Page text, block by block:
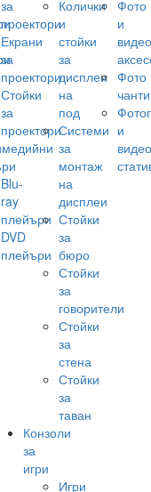
за
проектори
Екрани
за
проектори
Стойки
за
проектори
Blu-
ray
плейъри
DVD
плейъри
Колички
и
стойки
за
дисплеи
на
под
Системи
за
монтаж
на
дисплеи
Стойки
за
бюро
Стойки
за
говорители
Стойки
за
стена
Стойки
за
таван
Конзоли
за
игри
Игри
Фото
и
видео
Фото
чанти
и
видео